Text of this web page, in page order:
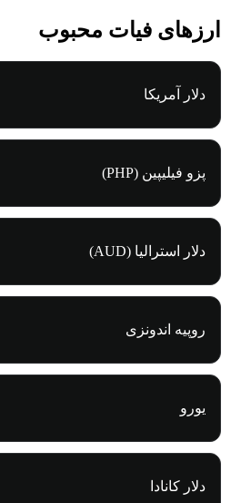
ارزهای فیات محبوب
دلار آمریکا
پزو فیلیپین (PHP)
دلار استرالیا (AUD)
روپیه اندونزی
یورو
دلار کانادا